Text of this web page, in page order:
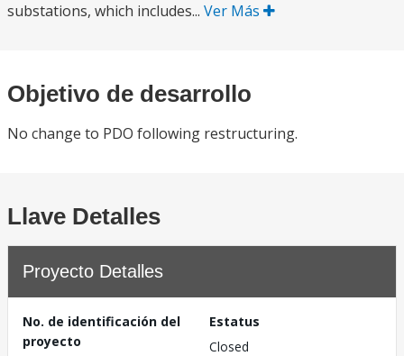
substations, which includes... Ver Más
Objetivo de desarrollo
No change to PDO following restructuring.
Llave Detalles
Proyecto Detalles
No. de identificación del
proyecto
Estatus
Closed